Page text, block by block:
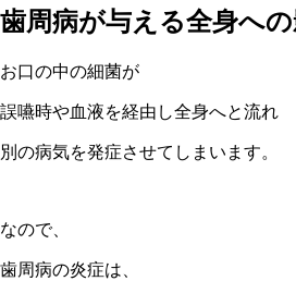
歯周病が与える全身へ
お口の中の細菌が
誤嚥時や血液を経由し全身へと流れ
別の病気を発症させてしまいます。
なので、
歯周病の炎症は、